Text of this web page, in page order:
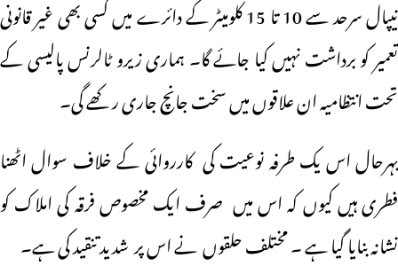
نیپال سرحد سے 10 تا 15 کلومیٹر کے دائرے میں کسی بھی غیر قانونی
تعمیر کو برداشت نہیں کیا جائے گا۔ ہماری زیرو ٹالرنس پالیسی کے
تحت انتظامیہ ان علاقوں میں سخت جانچ جاری رکھے گی۔
بہرحال اس یک طرفہ نوعیت کی کارروائی کے خلاف سوال اٹھنا
فطری ہیں کیوں کہ اس میں صرف ایک مخصوص فرقہ کی املاک کو
نشانہ بنایا گیا ہے ۔ مختلف حلقوں نے اس پر شدید تنقید کی ہے۔